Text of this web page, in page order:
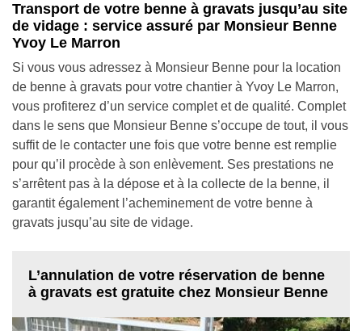
Transport de votre benne à gravats jusqu’au site
de vidage : service assuré par Monsieur Benne
Yvoy Le Marron
Si vous vous adressez à Monsieur Benne pour la location
de benne à gravats pour votre chantier à Yvoy Le Marron,
vous profiterez d’un service complet et de qualité. Complet
dans le sens que Monsieur Benne s’occupe de tout, il vous
suffit de le contacter une fois que votre benne est remplie
pour qu’il procède à son enlèvement. Ses prestations ne
s’arrêtent pas à la dépose et à la collecte de la benne, il
garantit également l’acheminement de votre benne à
gravats jusqu’au site de vidage.
L’annulation de votre réservation de benne
à gravats est gratuite chez Monsieur Benne